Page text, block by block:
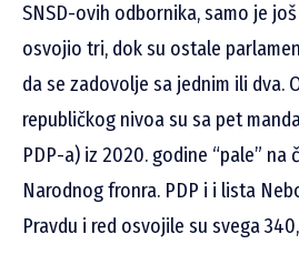
SNSD-ovih odbornika, samo je
osvojio tri, dok su ostale
da se zadovolje sa jednim ili dva.
republičkog nivoa su sa pet
PDP-a) iz 2020. godine “pale” na
Narodnog fronra. PDP i i lista
Pravdu i red osvojile su svega